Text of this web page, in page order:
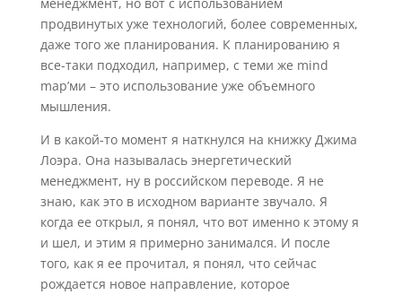
продвинутых уже технологий, более современных,
даже того же планирования. К планированию я
все-таки подходил, например, с теми же mind
map’ми – это использование уже объемного
мышления.
И в какой-то момент я наткнулся на книжку Джима
Лоэра. Она называлась энергетический
менеджмент, ну в российском переводе. Я не
знаю, как это в исходном варианте звучало. Я
когда ее открыл, я понял, что вот именно к этому я
и шел, и этим я примерно занимался. И после
того, как я ее прочитал, я понял, что сейчас
рождается новое направление, которое